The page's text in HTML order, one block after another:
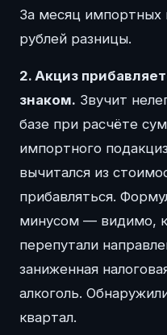
За месяц импортных
рублей разницы.
2. Акциз
знаком. Звучит
базе при расчёте
импортного
вычитался из
прибавляться.
минусом — видимо,
перепутали
заниженная
алкоголь.
квартал.